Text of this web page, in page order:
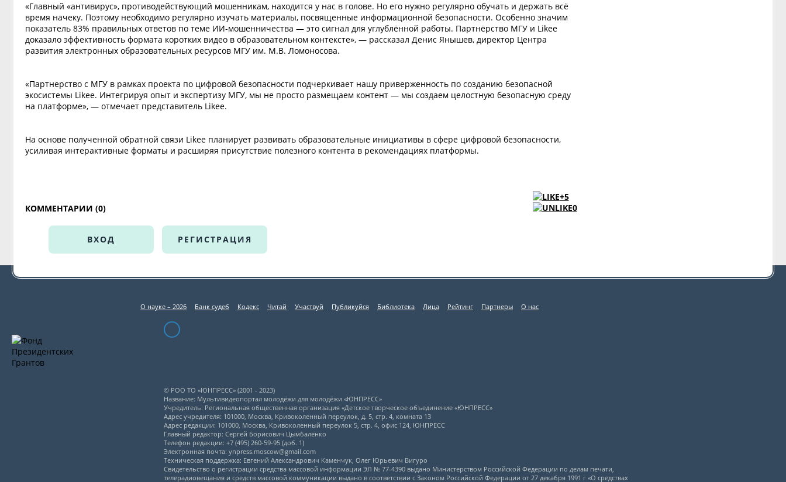
«Главный «антивирус», противодействующий мошенникам, находится у нас в голове. Но его нужно регулярно обучать и держать всё
время начеку. Поэтому необходимо регулярно изучать материалы, посвященные информационной безопасности. Особенно значим
показатель 83% правильных ответов по теме ИИ-мошенничества — это сигнал для углублённой работы. Партнёрство МГУ и Likee
доказало эффективность формата коротких видео в образовательном контексте», — рассказал Денис Янышев, директор Центра
развития электронных образовательных ресурсов МГУ им. М.В. Ломоносова.
«Партнерство с МГУ в рамках проекта по цифровой безопасности подчеркивает нашу приверженность по созданию безопасной
экосистемы Likee. Интегрируя опыт и экспертизу МГУ, мы не просто размещаем контент — мы создаем целостную безопасную среду
на платформе», — отмечает представитель Likee.
На основе полученной обратной связи Likee планирует развивать образовательные инициативы в сфере цифровой безопасности,
усиливая интерактивные форматы и расширяя присутствие полезного контента в рекомендациях платформы.
+5
0
КОММЕНТАРИИ (0)
ВХОД РЕГИСТРАЦИЯ
О науке – 2026 Банк судеб Кодекс Читай Участвуй Публикуйся Библиотека Лица Рейтинг Партнеры О нас
© РОО ТО «ЮНПРЕСС» (2001 - 2023)
Название: Мультивидеопортал молодёжи для молодёжи «ЮНПРЕСС»
Учредитель: Региональная общественная организация «Детское творческое объединение «ЮНПРЕСС»
Адрес учредителя: 101000, Москва, Кривоколенный переулок, д. 5, стр. 4, комната 13
Адрес редакции: 101000, Москва, Кривоколенный переулок 5, стр. 4, офис 124, ЮНПРЕСС
Главный редактор: Сергей Борисович Цымбаленко
Телефон редакции: +7 (495) 260-59-95 (доб. 1)
Электронная почта: ynpress.moscow@gmail.com
Техническая поддержка: Евгений Александрович Каменчук, Олег Юрьевич Вигуро
Свидетельство о регистрации средства массовой информации ЭЛ № 77-4390 выдано Министерством Российской Федерации по делам печати,
телерадиовещания и средств массовой коммуникации выдано в соответствии с Законом Российской Федерации от 27 декабря 1991 г «О средствах